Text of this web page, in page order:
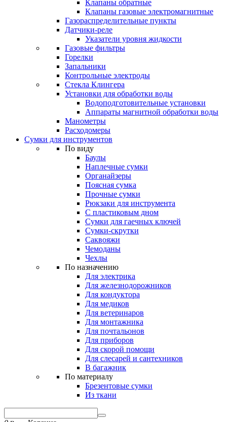
Клапаны обратные
Клапаны газовые электромагнитные
Газораспределительные пункты
Датчики-реле
Указатели уровня жидкости
Газовые фильтры
Горелки
Запальники
Контрольные электроды
Стекла Клингера
Установки для обработки воды
Водоподготовительные установки
Аппараты магнитной обработки воды
Манометры
Расходомеры
Сумки для инструментов
По виду
Баулы
Наплечные сумки
Органайзеры
Поясная сумка
Прочные сумки
Рюкзаки для инструмента
С пластиковым дном
Сумки для гаечных ключей
Сумки-скрутки
Саквояжи
Чемоданы
Чехлы
По назначению
Для электрика
Для железнодорожников
Для кондуктора
Для медиков
Для ветеринаров
Для монтажника
Для почтальонов
Для приборов
Для скорой помощи
Для слесарей и сантехников
В багажник
По материалу
Брезентовые сумки
Из ткани